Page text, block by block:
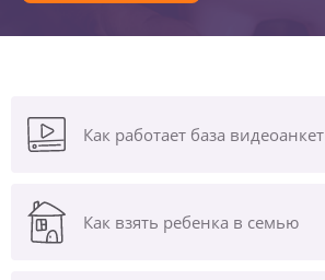
Как работает база видеоанкет
Как взять ребенка в семью